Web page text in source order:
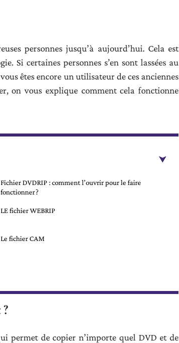
personnes jusqu’à aujourd’hui. Cela est
Si certaines personnes s’en sont lassées au
êtes encore un utilisateur de ces anciennes
on vous explique comment cela fonctionne
Fichier DVDRIP : comment l’ouvrir pour le faire
fonctionner ?
LE fichier WEBRIP
Le fichier CAM
permet de copier n’importe quel DVD et de